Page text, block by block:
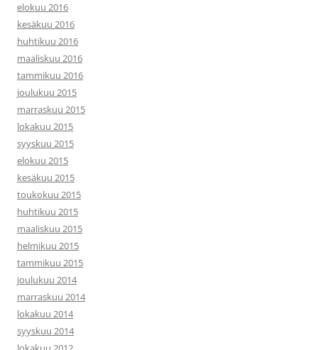
elokuu 2016
kesäkuu 2016
huhtikuu 2016
maaliskuu 2016
tammikuu 2016
joulukuu 2015
marraskuu 2015
lokakuu 2015
syyskuu 2015
elokuu 2015
kesäkuu 2015
toukokuu 2015
huhtikuu 2015
maaliskuu 2015
helmikuu 2015
tammikuu 2015
joulukuu 2014
marraskuu 2014
lokakuu 2014
syyskuu 2014